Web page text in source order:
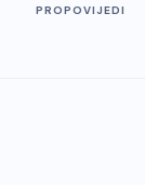
PROPOVIJEDI